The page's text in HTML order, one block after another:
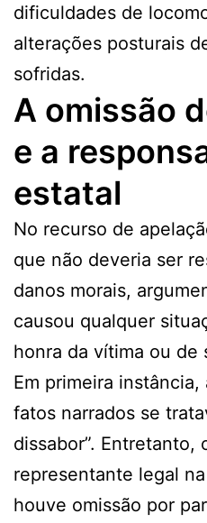
dificuldades de
alterações posturais
sofridas.
A omissão
e a
estatal
No recurso de
que não deveria ser
danos morais,
causou qualquer
honra da vítima ou de
Em primeira
fatos narrados se
dissabor”. Entretanto,
representante legal
houve omissão por